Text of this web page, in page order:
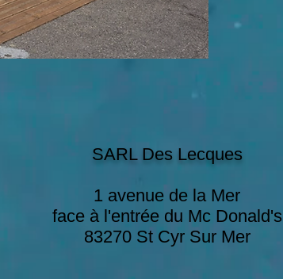
SARL Des Lecques
1 avenue de la Mer
face à l'entrée du Mc Donald's
83270 St Cyr Sur Mer